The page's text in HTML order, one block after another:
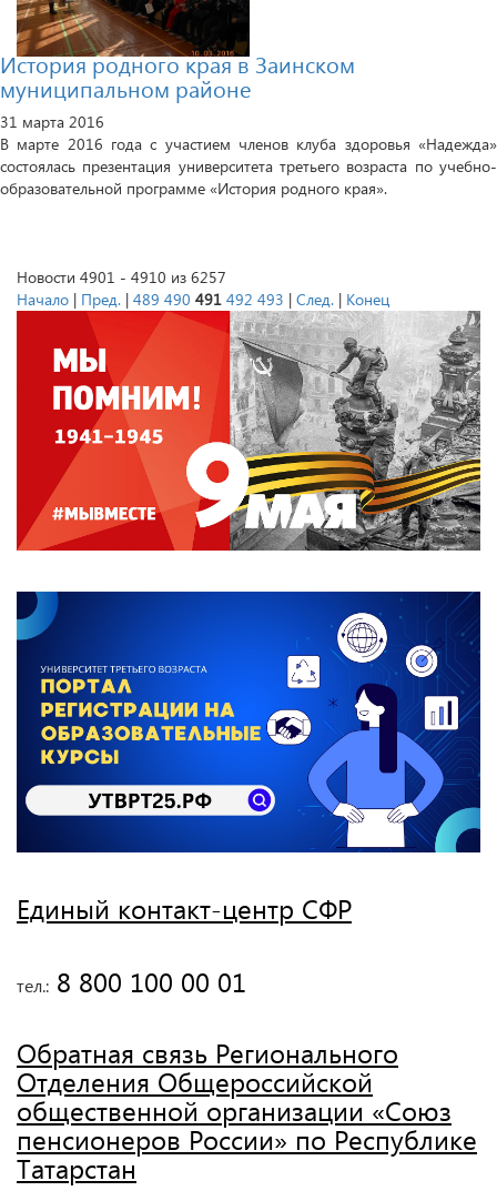
История родного края в Заинском
муниципальном районе
31 марта 2016
В марте 2016 года с участием членов клуба здоровья «Надежда»
состоялась презентация университета третьего возраста по учебно-
образовательной программе «История родного края».
Новости 4901 - 4910 из 6257
Начало | Пред. | 489 490 491 492 493 | След. | Конец
Единый контакт-центр СФР
тел.: 8 800 100 00 01
Обратная связь Регионального
Отделения Общероссийской
общественной организации «Союз
пенсионеров России» по Республике
Татарстан